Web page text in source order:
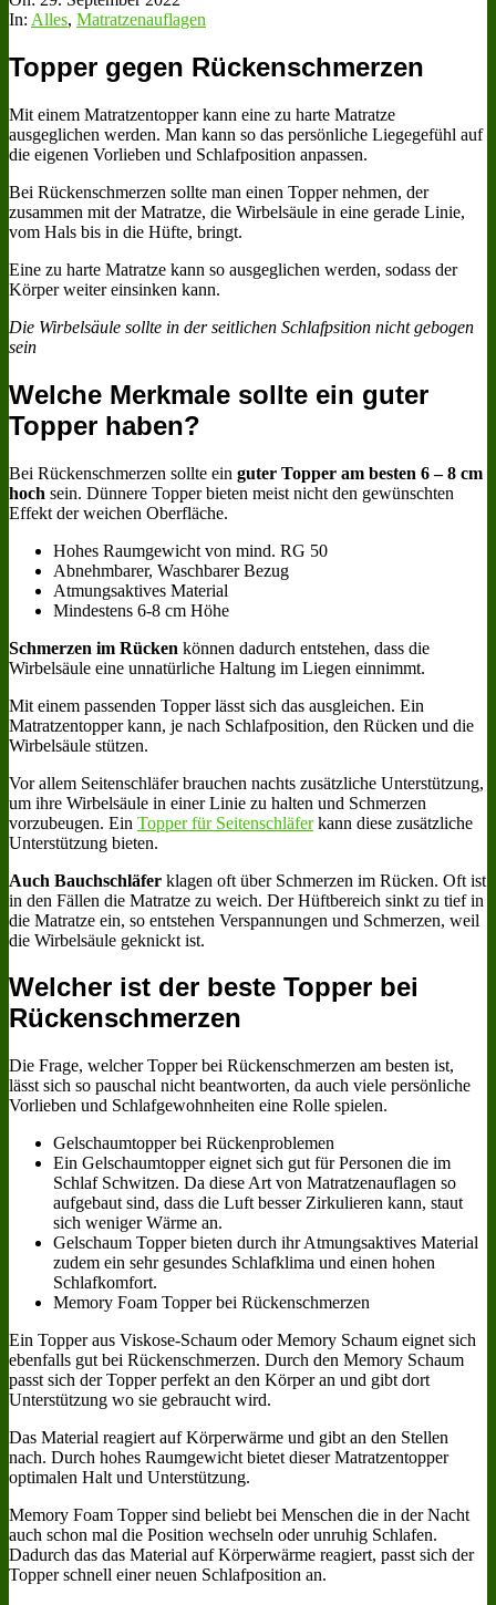
In: Alles, Matratzenauflagen
Topper gegen Rückenschmerzen
Mit einem Matratzentopper kann eine zu harte Matratze
ausgeglichen werden. Man kann so das persönliche Liegegefühl auf
die eigenen Vorlieben und Schlafposition anpassen.
Bei Rückenschmerzen sollte man einen Topper nehmen, der
zusammen mit der Matratze, die Wirbelsäule in eine gerade Linie,
vom Hals bis in die Hüfte, bringt.
Eine zu harte Matratze kann so ausgeglichen werden, sodass der
Körper weiter einsinken kann.
Die Wirbelsäule sollte in der seitlichen Schlafpsition nicht gebogen
sein
Welche Merkmale sollte ein guter
Topper haben?
Bei Rückenschmerzen sollte ein guter Topper am besten 6 – 8 cm
hoch sein. Dünnere Topper bieten meist nicht den gewünschten
Effekt der weichen Oberfläche.
Hohes Raumgewicht von mind. RG 50
Abnehmbarer, Waschbarer Bezug
Atmungsaktives Material
Mindestens 6-8 cm Höhe
Schmerzen im Rücken können dadurch entstehen, dass die
Wirbelsäule eine unnatürliche Haltung im Liegen einnimmt.
Mit einem passenden Topper lässt sich das ausgleichen. Ein
Matratzentopper kann, je nach Schlafposition, den Rücken und die
Wirbelsäule stützen.
Vor allem Seitenschläfer brauchen nachts zusätzliche Unterstützung,
um ihre Wirbelsäule in einer Linie zu halten und Schmerzen
vorzubeugen. Ein Topper für Seitenschläferkann diese zusätzliche
Unterstützung bieten.
Auch Bauchschläfer klagen oft über Schmerzen im Rücken. Oft ist
in den Fällen die Matratze zu weich. Der Hüftbereich sinkt zu tief in
die Matratze ein, so entstehen Verspannungen und Schmerzen, weil
die Wirbelsäule geknickt ist.
Welcher ist der beste Topper bei
Rückenschmerzen
Die Frage, welcher Topper bei Rückenschmerzen am besten ist,
lässt sich so pauschal nicht beantworten, da auch viele persönliche
Vorlieben und Schlafgewohnheiten eine Rolle spielen.
Gelschaumtopper bei Rückenproblemen
Ein Gelschaumtopper eignet sich gut für Personen die im
Schlaf Schwitzen. Da diese Art von Matratzenauflagen so
aufgebaut sind, dass die Luft besser Zirkulieren kann, staut
sich weniger Wärme an.
Gelschaum Topper bieten durch ihr Atmungsaktives Material
zudem ein sehr gesundes Schlafklima und einen hohen
Schlafkomfort.
Memory Foam Topper bei Rückenschmerzen
Ein Topper aus Viskose-Schaum oder Memory Schaum eignet sich
ebenfalls gut bei Rückenschmerzen. Durch den Memory Schaum
passt sich der Topper perfekt an den Körper an und gibt dort
Unterstützung wo sie gebraucht wird.
Das Material reagiert auf Körperwärme und gibt an den Stellen
nach. Durch hohes Raumgewicht bietet dieser Matratzentopper
optimalen Halt und Unterstützung.
Memory Foam Topper sind beliebt bei Menschen die in der Nacht
auch schon mal die Position wechseln oder unruhig Schlafen.
Dadurch das das Material auf Körperwärme reagiert, passt sich der
Topper schnell einer neuen Schlafposition an.